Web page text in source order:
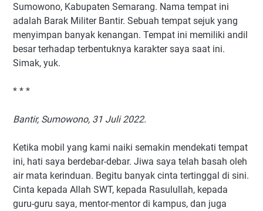
Sumowono, Kabupaten Semarang. Nama tempat ini
adalah Barak Militer Bantir. Sebuah tempat sejuk yang
menyimpan banyak kenangan. Tempat ini memiliki andil
besar terhadap terbentuknya karakter saya saat ini.
Simak, yuk.
* * *
Bantir, Sumowono, 31 Juli 2022.
Ketika mobil yang kami naiki semakin mendekati tempat
ini, hati saya berdebar-debar. Jiwa saya telah basah oleh
air mata kerinduan. Begitu banyak cinta tertinggal di sini.
Cinta kepada Allah SWT, kepada Rasulullah, kepada
guru-guru saya, mentor-mentor di kampus, dan juga